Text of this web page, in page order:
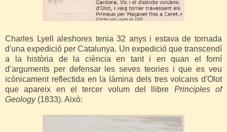
Charles Lyell aleshores tenia 32 anys i estava de tornada
d'una expedició per Catalunya. Un expedició que transcendí
a la història de la ciència en tant i en quan el forní
d’arguments per defensar les seves teories i que es veu
icònicament reflectida en la làmina dels tres volcans d'Olot
que apareix en el tercer volum del llibre Principles of
Geology(1833). Això: